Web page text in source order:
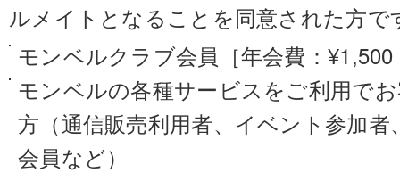
ルメイトとなることを同意された方で
モンベルクラブ会員［年会費：
モンベルの各種サービスをご利用で
方（通信販売利用者、イベント参加
会員など）